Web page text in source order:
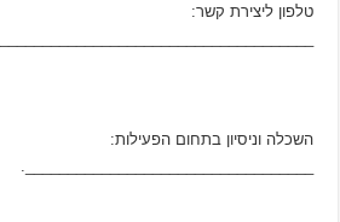
טלפון ליצירת קשר:
השכלה וניסיון בתחום הפעילות: